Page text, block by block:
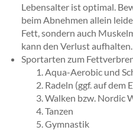
Lebensalter ist optimal.
beim Abnehmen allein
Fett, sondern auch
kann den Verlust aufhalten.
Sportarten zum
Aqua-Aerobic und
Radeln (ggf. auf dem
Walken bzw. Nordic
Tanzen
Gymnastik